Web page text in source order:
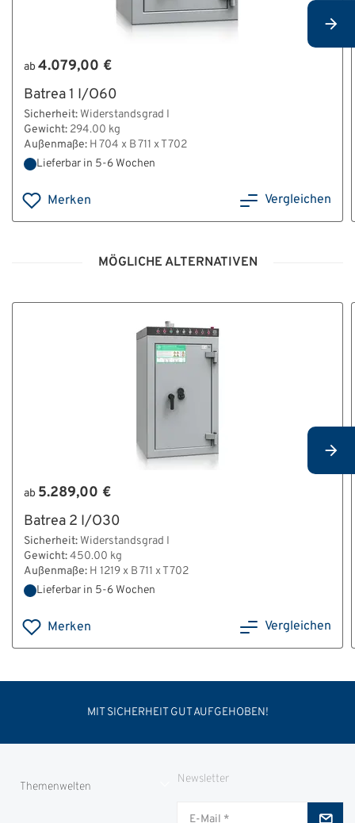
ab 4.079,00 €
Batrea 1 I/O60
Sicherheit: Widerstandsgrad I
Gewicht: 294.00 kg
Außenmaße: H 704 x B 711 x T 702
Lieferbar in 5-6 Wochen
Merken Vergleichen
MÖGLICHE ALTERNATIVEN
ab 5.289,00 €
Batrea 2 I/O30
Sicherheit: Widerstandsgrad I
Gewicht:450.00 kg
Außenmaße: H 1219 x B 711 x T 702
Lieferbar in 5-6 Wochen
Merken Vergleichen
MIT SICHERHEIT GUT AUFGEHOBEN!
Themenwelten
Newsletter